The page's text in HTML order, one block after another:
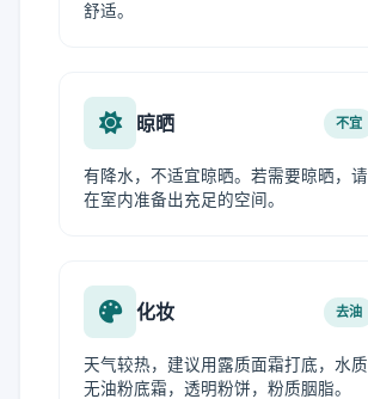
舒适。
晾晒 不宜
有降水，不适宜晾晒。若需要晾晒，请
在室内准备出充足的空间。
化妆 去油
天气较热，建议用露质面霜打底，水质
无油粉底霜，透明粉饼，粉质胭脂。